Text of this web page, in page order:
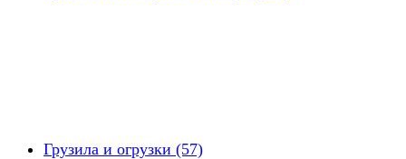
Грузила и огрузки (57)